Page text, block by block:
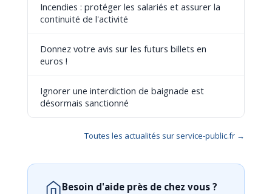
Incendies : protéger les salariés et assurer la
continuité de l'activité
Donnez votre avis sur les futurs billets en
euros !
Ignorer une interdiction de baignade est
désormais sanctionné
Toutes les actualités sur service-public.fr →
Besoin d'aide près de chez vous ?